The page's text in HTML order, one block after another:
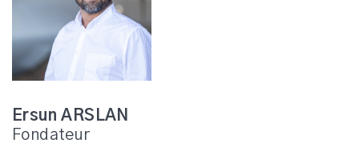
Ersun ARSLAN
Fondateur